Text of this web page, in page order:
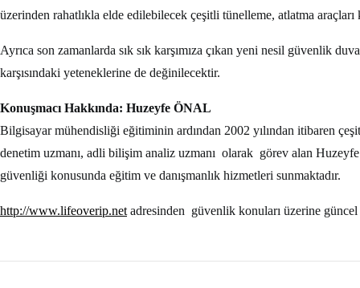
üzerinden rahatlıkla elde edilebilecek çeşitli tünelleme, atlatma araçları
Ayrıca son zamanlarda sık sık karşımıza çıkan yeni nesil güvenlik
karşısındaki yeteneklerine de değinilecektir.
Konuşmacı Hakkında: Huzeyfe ÖNAL
Bilgisayar mühendisliği eğitiminin ardından 2002 yılından itibaren
denetim uzmanı, adli bilişim analiz uzmanı olarak görev alan
güvenliği konusunda eğitim ve danışmanlık hizmetleri sunmaktadır.
http://www.lifeoverip.net adresinden güvenlik konuları üzerine güncel